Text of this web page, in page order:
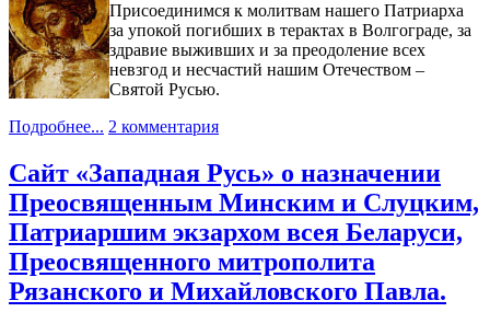
Присоединимся к молитвам нашего Патриарха
за упокой погибших в терактах в Волгограде, за
здравие выживших и за преодоление всех
невзгод и несчастий нашим Отечеством –
Святой Русью.
Подробнее... 2 комментария
Сайт «Западная Русь» о назначении
Преосвященным Минским и Слуцким,
Патриаршим экзархом всея Беларуси,
Преосвященного митрополита
Рязанского и Михайловского Павла.